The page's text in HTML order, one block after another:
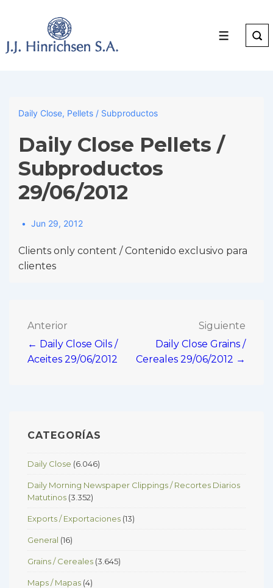
Main
Menu
Daily Close, Pellets / Subproductos
Daily Close Pellets /
Subproductos
29/06/2012
Jun 29, 2012
Clients only content / Contenido exclusivo para
clientes
Navegación
de
Anterior
← Daily Close Oils /
Aceites 29/06/2012
Siguiente
Daily Close Grains /
Cereales 29/06/2012 →
CATEGORÍAS
Daily Close (6.046)
Daily Morning Newspaper Clippings / Recortes Diarios
Matutinos (3.352)
Exports / Exportaciones (13)
General (16)
Grains / Cereales (3.645)
Maps / Mapas (4)